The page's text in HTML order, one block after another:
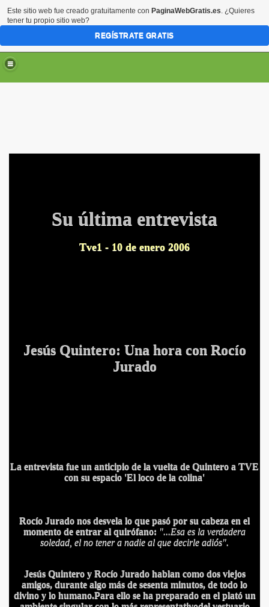
Su última entrevista
Tve1 - 10 de enero 2006
Jesús Quintero: Una hora con Rocío
Jurado
La entrevista fue un anticipio de la vuelta de Quintero a TVE
con su espacio 'El loco de la colina'
Rocío Jurado nos desvela lo que pasó por su cabeza en el
momento de entrar al quirófano: "...Esa es la verdadera
soledad, el no tener a nadie al que decirle adiós".
Jesús Quintero y Rocío Jurado hablan como dos viejos
amigos, durante algo más de sesenta minutos, de todo lo
divino y lo humano.Para ello se ha preparado en el plató un
Este sitio web fue creado gratuitamente con PaginaWebGratis.es. ¿Quieres
tener tu propio sitio web?
REGÍSTRATE GRATIS